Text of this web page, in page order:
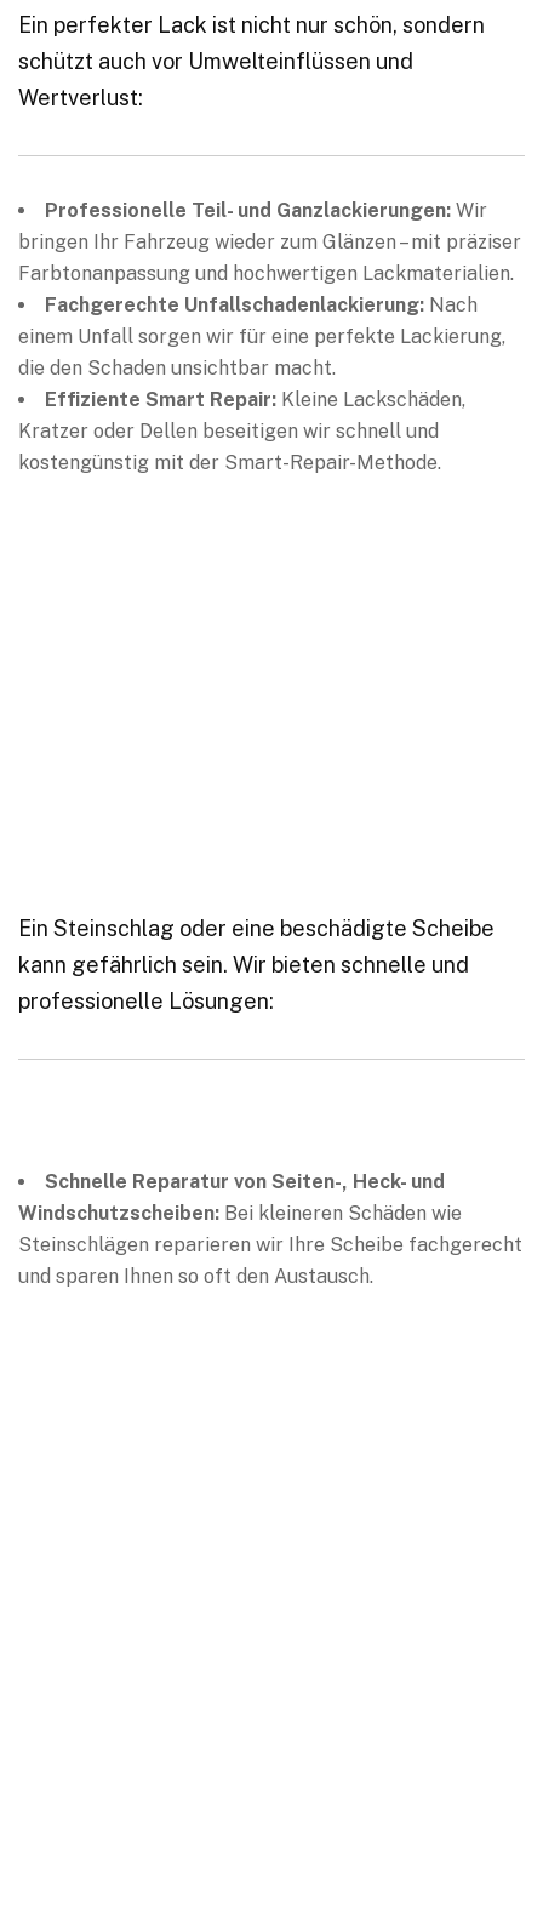
Ein perfekter Lack ist nicht nur schön, sondern
schützt auch vor Umwelteinflüssen und
Wertverlust:
Professionelle Teil- und Ganzlackierungen: Wir
bringen Ihr Fahrzeug wieder zum Glänzen – mit präziser
Farbtonanpassung und hochwertigen Lackmaterialien.
Fachgerechte Unfallschadenlackierung: Nach
einem Unfall sorgen wir für eine perfekte Lackierung,
die den Schaden unsichtbar macht.
Effiziente Smart Repair: Kleine Lackschäden,
Kratzer oder Dellen beseitigen wir schnell und
kostengünstig mit der Smart-Repair-Methode.
Ein Steinschlag oder eine beschädigte Scheibe
kann gefährlich sein. Wir bieten schnelle und
professionelle Lösungen:
Schnelle Reparatur von Seiten-, Heck- und
Windschutzscheiben: Bei kleineren Schäden wie
Steinschlägen reparieren wir Ihre Scheibe fachgerecht
und sparen Ihnen so oft den Austausch.